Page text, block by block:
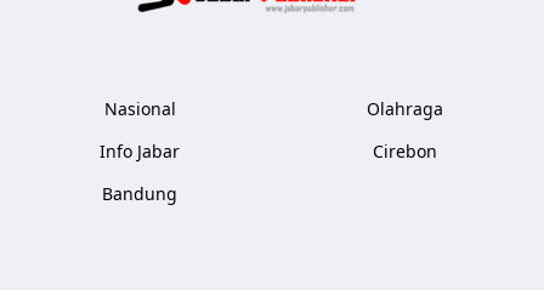
Nasional
Info Jabar
Bandung
Olahraga
Cirebon